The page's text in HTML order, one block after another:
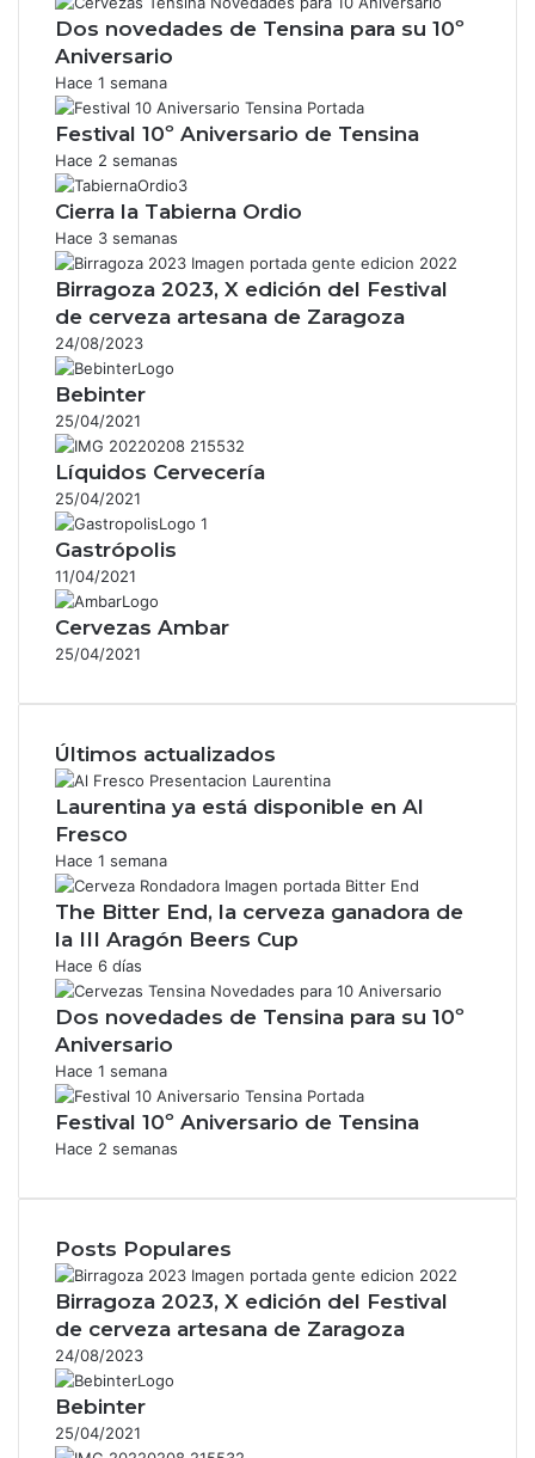
Dos novedades de Tensina para su 10º
Aniversario
Hace 1 semana
Festival 10º Aniversario de Tensina
Hace 2 semanas
Cierra la Tabierna Ordio
Hace 3 semanas
Birragoza 2023, X edición del Festival
de cerveza artesana de Zaragoza
24/08/2023
Bebinter
25/04/2021
Líquidos Cervecería
25/04/2021
Gastrópolis
11/04/2021
Cervezas Ambar
25/04/2021
Últimos actualizados
Laurentina ya está disponible en Al
Fresco
Hace 1 semana
The Bitter End, la cerveza ganadora de
la III Aragón Beers Cup
Hace 6 días
Dos novedades de Tensina para su 10º
Aniversario
Hace 1 semana
Festival 10º Aniversario de Tensina
Hace 2 semanas
Posts Populares
Birragoza 2023, X edición del Festival
de cerveza artesana de Zaragoza
24/08/2023
Bebinter
25/04/2021